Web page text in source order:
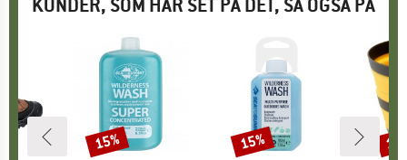
KUNDER, SOM HAR SET PÅ DET, SÅ OGSÅ PÅ
Rabat
15% Rabat
15%